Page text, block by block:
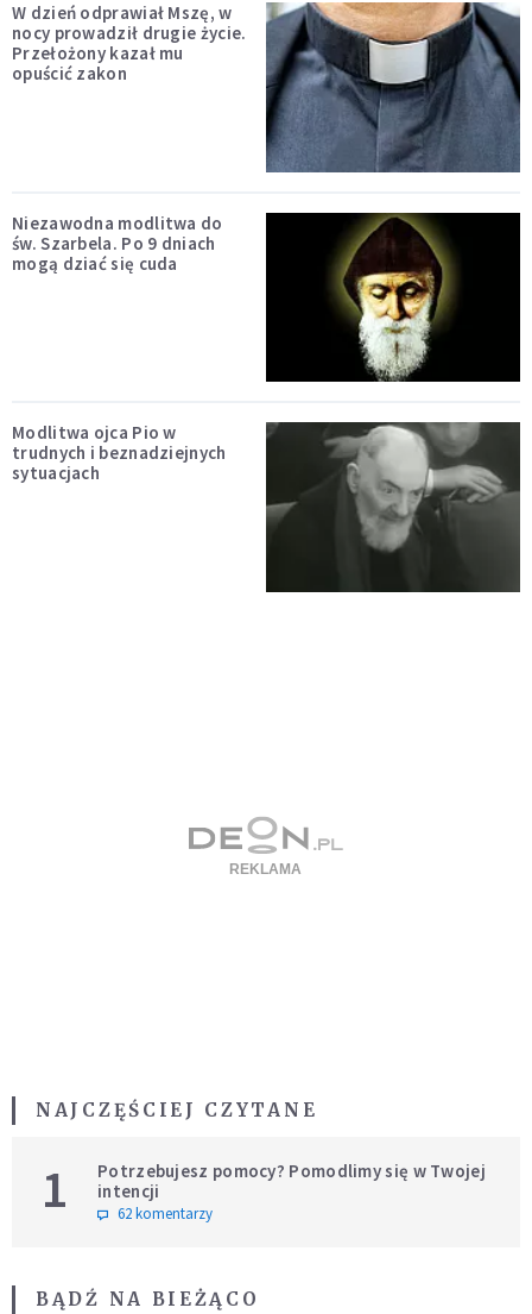
W dzień odprawiał Mszę, w
nocy prowadził drugie życie.
Przełożony kazał mu
opuścić zakon
Niezawodna modlitwa do
św. Szarbela. Po 9 dniach
mogą dziać się cuda
Modlitwa ojca Pio w
trudnych i beznadziejnych
sytuacjach
NAJCZĘŚCIEJ CZYTANE
1
Potrzebujesz pomocy? Pomodlimy się w Twojej
intencji
62 komentarzy
BĄDŹ NA BIEŻĄCO